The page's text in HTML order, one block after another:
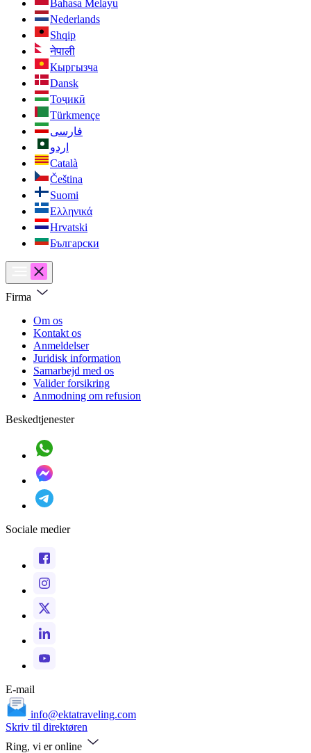
Bahasa Melayu
Nederlands
Shqip
नेपाली
Кыргызча
Dansk
Тоҷикӣ
Türkmençe
فارسی
اردو
Català
Čeština
Suomi
Ελληνικά
Hrvatski
Български
Firma
Om os
Kontakt os
Anmeldelser
Juridisk information
Samarbejd med os
Valider forsikring
Anmodning om refusion
Beskedtjenester
Sociale medier
E-mail
info@ektatraveling.com
Skriv til direktøren
Ring, vi er online